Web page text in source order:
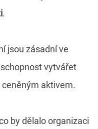
.
jsou zásadní ve
vytvářet
aktivem.
by dělalo organizaci